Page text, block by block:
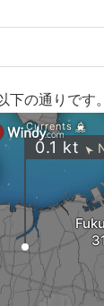
下の通りです。